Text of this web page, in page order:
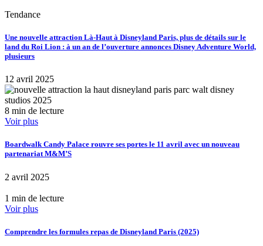
Tendance
Une nouvelle attraction Là-Haut à Disneyland Paris, plus de détails sur le
land du Roi Lion : à un an de l’ouverture annonces Disney Adventure World,
plusieurs
12 avril 2025
8 min de lecture
Voir plus
Boardwalk Candy Palace rouvre ses portes le 11 avril avec un nouveau
partenariat M&M’S
2 avril 2025
1 min de lecture
Voir plus
Comprendre les formules repas de Disneyland Paris (2025)